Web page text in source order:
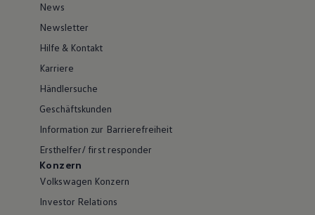
News
Newsletter
Hilfe & Kontakt
Karriere
Händlersuche
Geschäftskunden
Information zur Barrierefreiheit
Ersthelfer/ first responder
Konzern
Volkswagen Konzern
Investor Relations